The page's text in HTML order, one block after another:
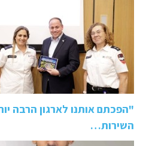
"הפכתם אותנו לארגון הרבה
השירות…